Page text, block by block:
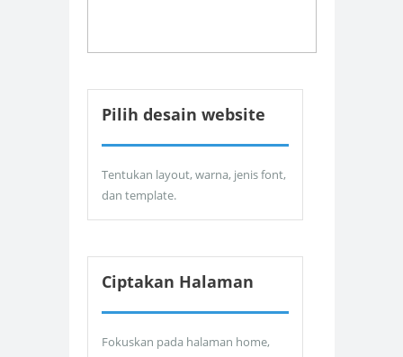
Pilih desain website
Tentukan layout, warna, jenis font,
dan template.
Ciptakan Halaman
Fokuskan pada halaman home,